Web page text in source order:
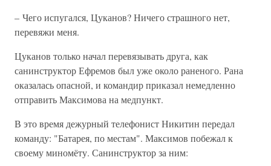
– Чего испугался, Цуканов? Ничего страшного нет,
перевяжи меня.
Цуканов только начал перевязывать друга, как
санинструктор Ефремов был уже около раненого. Рана
оказалась опасной, и командир приказал немедленно
отправить Максимова на медпункт.
В это время дежурный телефонист Никитин передал
команду: "Батарея, по местам". Максимов побежал к
своему миномёту. Санинструктор за ним: